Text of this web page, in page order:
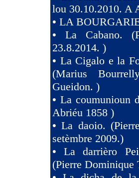
lou 30.10.2010. A
• LA
• La Cabano.
23.8.2014. )
• La Cigalo e la
(Marius
Gueidon. )
• La coumunioun
Abriéu 1858 )
•La daoio.
setèmbre 2009.)
•La darrièro
(Pierre Dominique